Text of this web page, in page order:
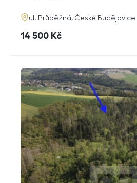
adresa
ul. Průběžná, České Budějovice
cena
14 500 Kč